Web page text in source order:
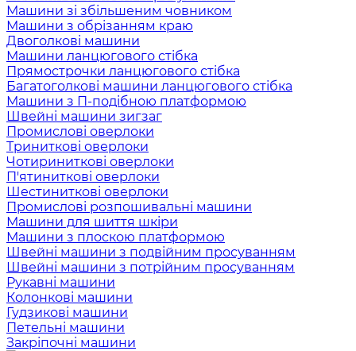
Машини зі збільшеним човником
Машини з обрізанням краю
Двоголкові машини
Машини ланцюгового стібка
Прямострочки ланцюгового стібка
Багатоголкові машини ланцюгового стібка
Машини з П-подібною платформою
Швейні машини зигзаг
Промислові оверлоки
Триниткові оверлоки
Чотириниткові оверлоки
П'ятиниткові оверлоки
Шестиниткові оверлоки
Промислові розпошивальні машини
Машини для шиття шкіри
Машини з плоскою платформою
Швейні машини з подвійним просуванням
Швейні машини з потрійним просуванням
Рукавні машини
Колонкові машини
Гудзикові машини
Петельні машини
Закріпочні машини